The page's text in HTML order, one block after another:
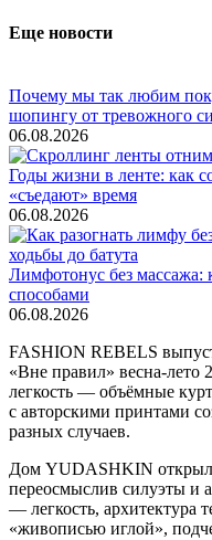
Еще новости
Почему мы так любим
шопингу от тревожного
06.08.2026
Годы жизни в ленте: как
«съедают» время
06.08.2026
Лимфотонус без
способами
06.08.2026
FASHION REBELS
«Вне правил» весна-лето
легкость — объёмные
с авторскими принтами
разных случаев.
Дом YUDASHKIN открыл
переосмыслив силуэты и
— легкость, архитектура
«живописью иглой»,